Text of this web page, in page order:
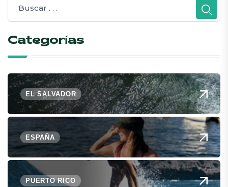
Categorías
EL SALVADOR
ESPAÑA
PUERTO RICO